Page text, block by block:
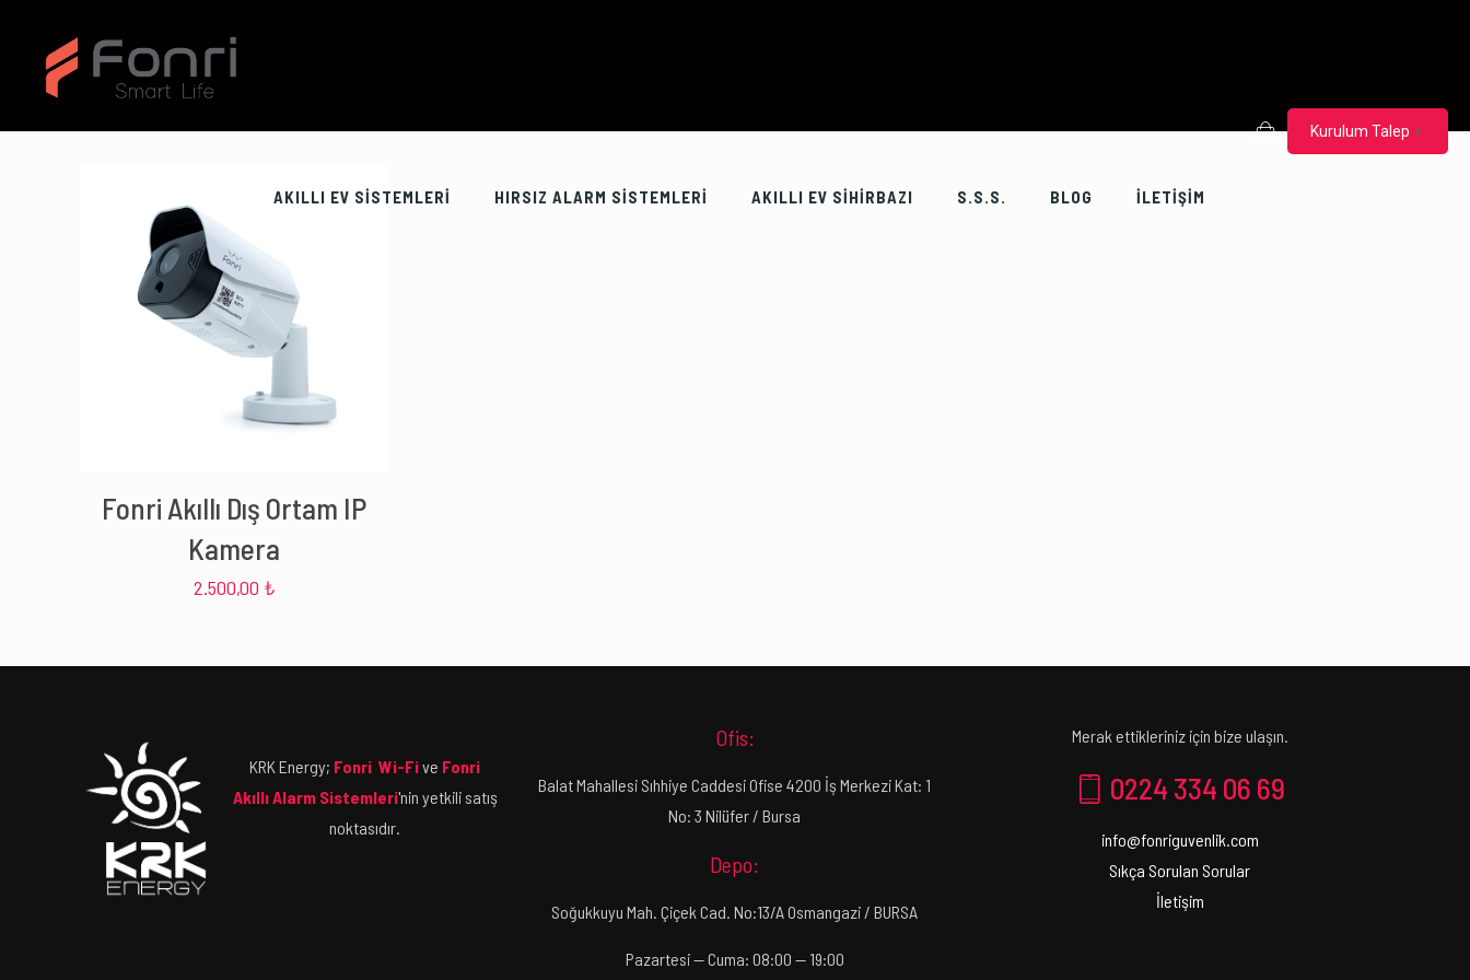
AKILLI EV SİSTEMLERİ HIRSIZ ALARM SİSTEMLERİ AKILLI EV SİHİRBAZI S.S.S. BLOG İLETİŞİM
Kurulum Talep
Fonri Akıllı Dış Ortam IP
Kamera
2.500,00 ₺
KRK Energy; Fonri Wi-Five Fonri
Akıllı Alarm Sistemleri'nin yetkili satış
noktasıdır.
Ofis:
Balat Mahallesi Sıhhiye Caddesi Ofise 4200 İş Merkezi Kat: 1
No: 3 Nilüfer / Bursa
Depo:
Soğukkuyu Mah. Çiçek Cad. No:13/A Osmangazi / BURSA
Pazartesi — Cuma: 08:00 — 19:00
Merak ettikleriniz için bize ulaşın.
0224 334 06 69
info@fonriguvenlik.com
Sıkça Sorulan Sorular
İletişim